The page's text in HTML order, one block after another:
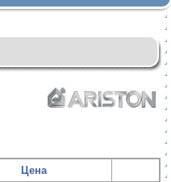
Цена